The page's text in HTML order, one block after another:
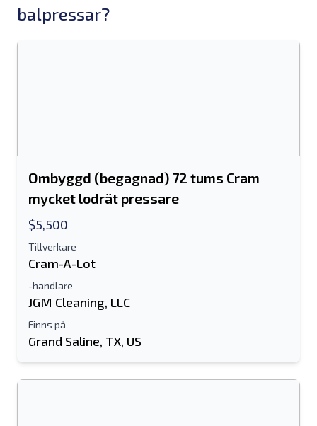
balpressar?
Ombyggd (begagnad) 72 tums Cram
mycket lodrät pressare
$5,500
Tillverkare
Cram-A-Lot
-handlare
JGM Cleaning, LLC
Finns på
Grand Saline, TX, US